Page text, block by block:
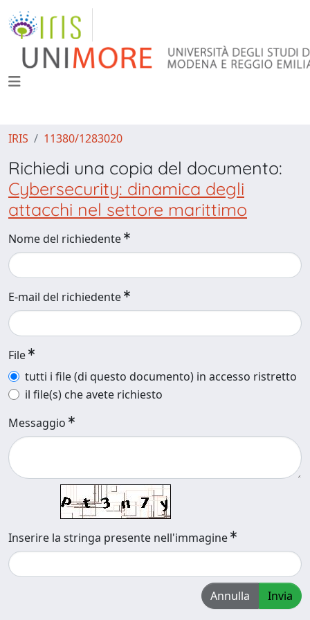
IRIS 11380/1283020
Richiedi una copia del documento:
Cybersecurity: dinamica degli
attacchi nel settore marittimo
Nome del richiedente
E-mail del richiedente
File
tutti i file (di questo documento) in accesso ristretto
il file(s) che avete richiesto
Messaggio
Inserire la stringa presente nell'immagine
Annulla Invia